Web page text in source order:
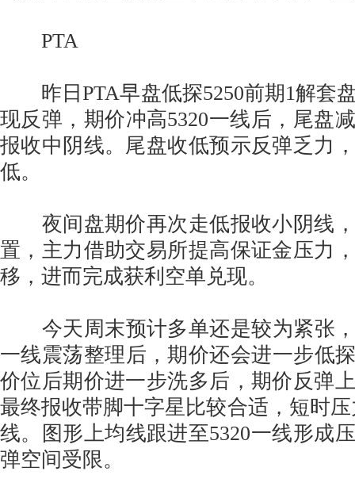
PTA
昨日PTA早盘低探5250前期1解套
现反弹，期价冲高5320一线后，尾盘
报收中阴线。尾盘收低预示反弹乏力
低。
夜间盘期价再次走低报收小阴线，
置，主力借助交易所提高保证金压力
移，进而完成获利空单兑现。
今天周末预计多单还是较为紧张，
一线震荡整理后，期价还会进一步低
价位后期价进一步洗多后，期价反弹
最终报收带脚十字星比较合适，短时压
线。图形上均线跟进至5320一线形成
弹空间受限。